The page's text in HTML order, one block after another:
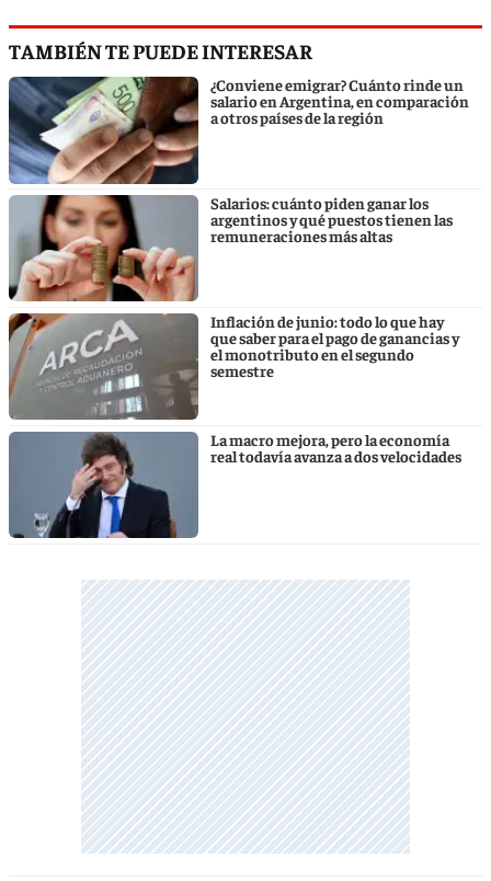
TAMBIÉN TE PUEDE INTERESAR
¿Conviene emigrar? Cuánto rinde un
salario en Argentina, en comparación
a otros países de la región
Salarios: cuánto piden ganar los
argentinos y qué puestos tienen las
remuneraciones más altas
Inflación de junio: todo lo que hay
que saber para el pago de ganancias y
el monotributo en el segundo
semestre
La macro mejora, pero la economía
real todavía avanza a dos velocidades